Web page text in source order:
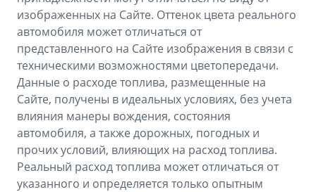
изображенных на Сайте. Оттенок цвета реального
автомобиля может отличаться от
представленного на Сайте изображения в связи с
техническими возможностями цветопередачи.
Данные о расходе топлива, размещенные на
Сайте, получены в идеальных условиях, без учета
влияния манеры вождения, состояния
автомобиля, а также дорожных, погодных и
прочих условий, влияющих на расход топлива.
Реальный расход топлива может отличаться от
указанного и определяется только опытным